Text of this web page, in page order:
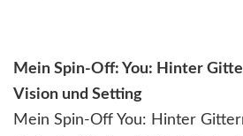
Mein Spin-Off: You: Hinter
Vision und Setting
Mein Spin-Off You: Hinter